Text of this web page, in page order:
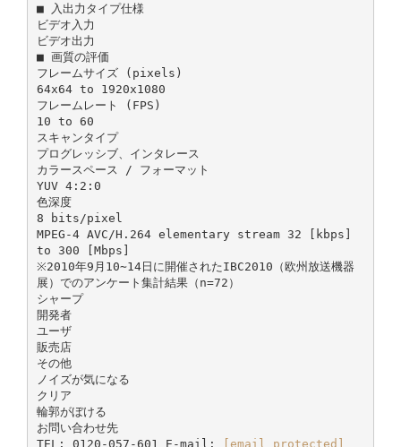
■ 入出力タイプ仕様
ビデオ入力
ビデオ出力
■ 画質の評価
フレームサイズ (pixels)
64x64 to 1920x1080
フレームレート (FPS)
10 to 60
スキャンタイプ
プログレッシブ、インタレース
カラースペース / フォーマット
YUV 4:2:0
色深度
8 bits/pixel
MPEG-4 AVC/H.264 elementary stream 32 [kbps]
to 300 [Mbps]
※2010年9月10∼14日に開催されたIBC2010（欧州放送機器
展）でのアンケート集計結果（n=72）
シャープ
開発者
ユーザ
販売店
その他
ノイズが気になる
クリア
輪郭がぼける
お問い合わせ先
TEL: 0120-057-601 E-mail:
[email protected]